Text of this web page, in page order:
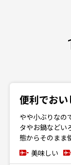
便利でおい
やや小ぶりなの
タやお鍋などい
態からそのまま
美味しい